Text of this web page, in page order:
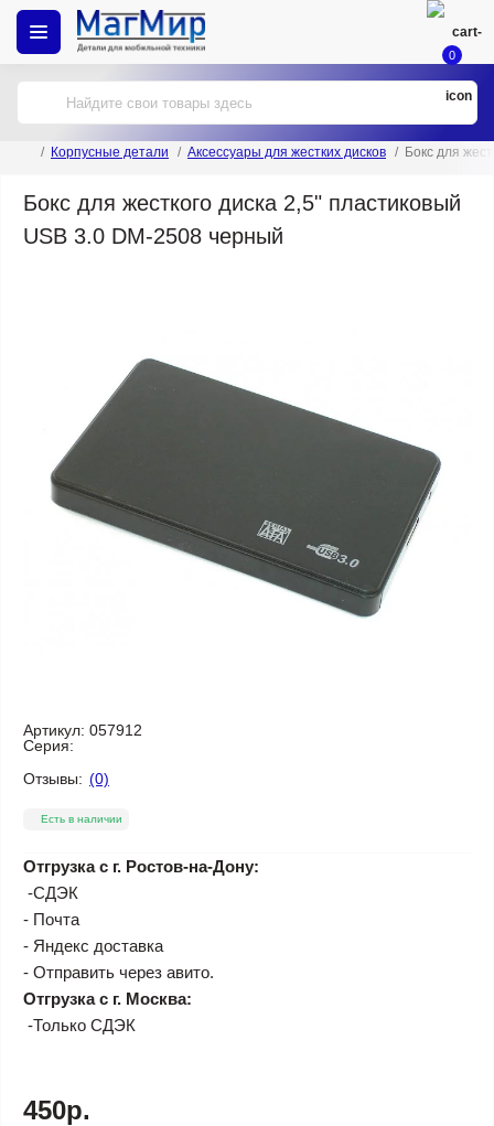
0
Корпусные детали Аксессуары для жестких дисков Бокс для
Бокс для жесткого диска 2,5" пластиковый
USB 3.0 DM-2508 черный
Артикул: 057912
Серия:
Отзывы: (0)
Есть в наличии
Отгрузка с г. Ростов-на-Дону:
-СДЭК
- Почта
- Яндекс доставка
- Отправить через авито.
Отгрузка с г. Москва:
-Только СДЭК
450р.